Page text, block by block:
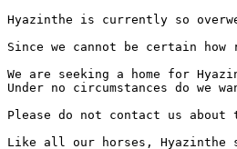
Hyazinthe is currently so
Since we cannot be certain
We are seeking a home for
Under no circumstances do
Please do not contact us
Like all our horses, Hyazinthe